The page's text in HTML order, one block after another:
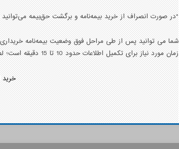
*در صورت انصراف از خرید بیمه‌نامه و برگشت حق‌بیمه
شما می توانید پس از طی مراحل فوق وضعیت بیمه‌نامه خریداری شده را از
زمان مورد نیاز برای تکمیل اطلاعات حدود 10 تا 15 دقیقه است؛ لطفا با حوصله و دقت کافی فرم‌ها را تکمیل فرمایید.
خريد